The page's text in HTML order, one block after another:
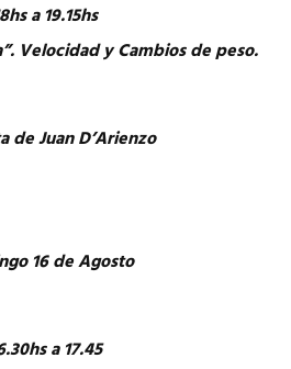
a 19.15hs
Velocidad y Cambios de peso.
de Juan D’Arienzo
16 de Agosto
a 17.45